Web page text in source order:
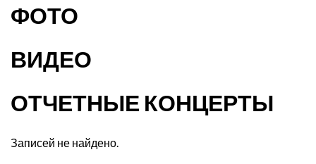
ФОТО
ВИДЕО
ОТЧЕТНЫЕ КОНЦЕРТЫ
Записей не найдено.